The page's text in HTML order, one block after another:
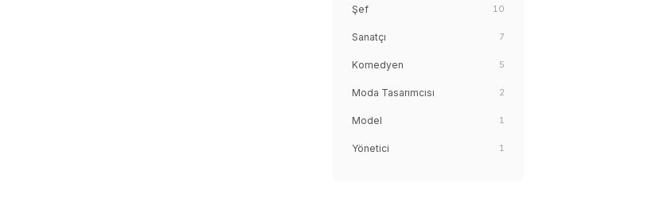
Şef 10
Sanatçı 7
Komedyen 5
Moda Tasarımcısı 2
Model 1
Yönetici 1